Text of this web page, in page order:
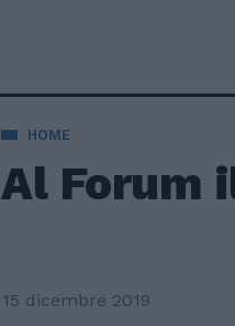
HOME
Al Forum
15 dicembre 2019